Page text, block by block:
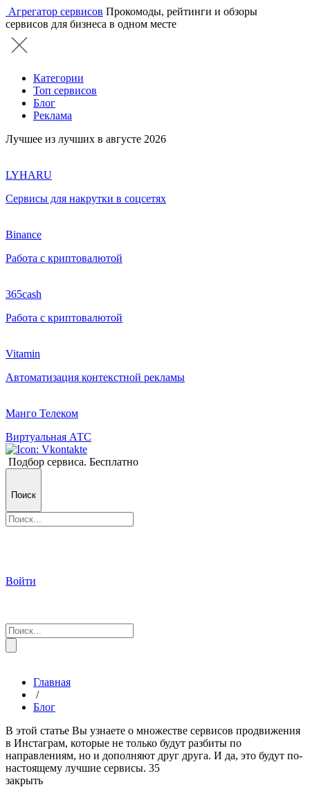
Агрегатор сервисов Прокомоды, рейтинги и обзоры
сервисов для бизнеса в одном месте
Категории
Топ сервисов
Блог
Реклама
Лучшее из лучших в августе 2026
LYHARU
Сервисы для накрутки в соцсетях
Binance
Работа с криптовалютой
365cash
Работа с криптовалютой
Vitamin
Автоматизация контекстной рекламы
Манго Телеком
Виртуальная АТС
Подбор сервиса. Бесплатно
Поиск
Войти
Главная
/
Блог
В этой статье Вы узнаете о множестве сервисов продвижения
в Инстаграм, которые не только будут разбиты по
направлениям, но и дополняют друг друга. И да, это будут по-
настоящему лучшие сервисы. 35
закрыть